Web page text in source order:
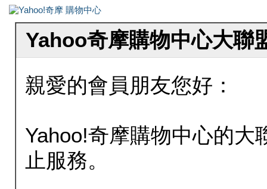
Yahoo奇摩購物中心大聯
親愛的會員朋友您好：
Yahoo!奇摩購物中心的大
止服務。